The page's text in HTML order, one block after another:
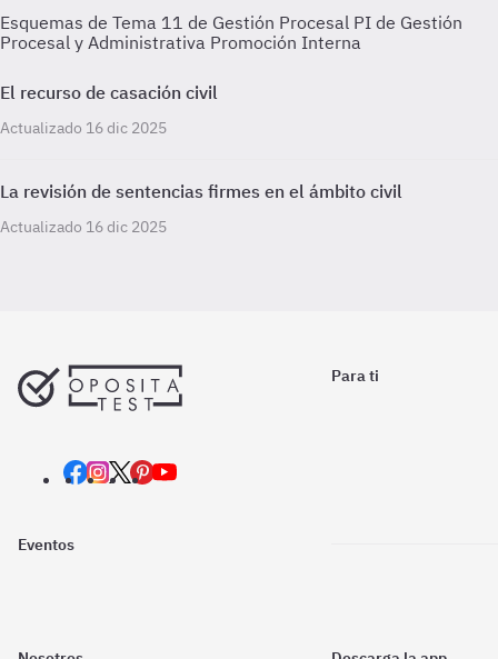
Esquemas de Tema 11 de Gestión Procesal PI de Gestión
Procesal y Administrativa Promoción Interna
El recurso de casación civil
Actualizado 16 dic 2025
La revisión de sentencias firmes en el ámbito civil
Actualizado 16 dic 2025
Para ti
Eventos